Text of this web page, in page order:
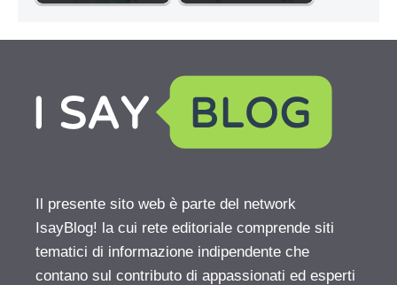
Il presente sito web è parte del network
IsayBlog! la cui rete editoriale comprende siti
tematici di informazione indipendente che
contano sul contributo di appassionati ed esperti